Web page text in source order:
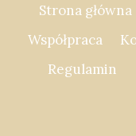
Strona główna
Współpraca
Regulamin